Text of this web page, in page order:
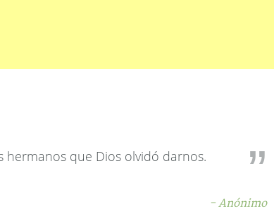
hermanos que Dios olvidó darnos.
- Anónimo